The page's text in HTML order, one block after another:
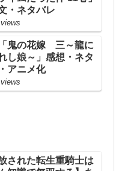
・ネタバレ
鬼の花嫁 三～龍に
し娘～」感想・ネタ
アニメ化
された転生重騎士は